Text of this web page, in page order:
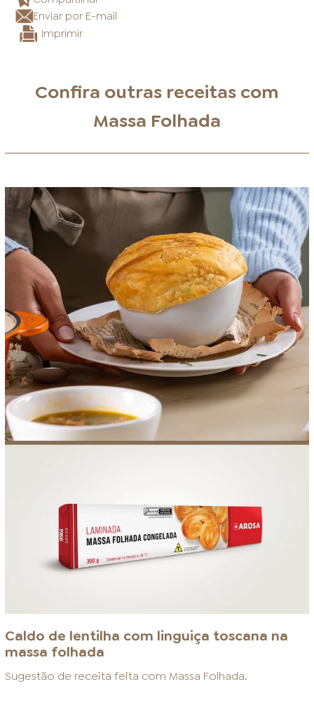
Enviar por E-mail
Imprimir
Confira outras receitas com
Massa Folhada
Caldo de lentilha com linguiça toscana na
massa folhada
Sugestão de receita feita com Massa Folhada.